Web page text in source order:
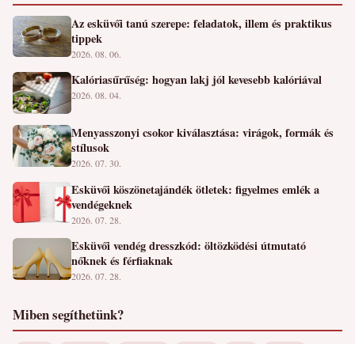
Az esküvői tanú szerepe: feladatok, illem és praktikus
tippek
2026. 08. 06.
Kalóriasűrűség: hogyan lakj jól kevesebb kalóriával
2026. 08. 04.
Menyasszonyi csokor kiválasztása: virágok, formák és
stílusok
2026. 07. 30.
Esküvői köszönetajándék ötletek: figyelmes emlék a
vendégeknek
2026. 07. 28.
Esküvői vendég dresszkód: öltözködési útmutató
nőknek és férfiaknak
2026. 07. 28.
Miben segíthetünk?